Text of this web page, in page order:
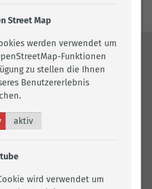
29
Street Map
werden verwendet um
Funktionen
zu stellen die Ihnen
Benutzererlebnis
aktiv
wird verwendet um